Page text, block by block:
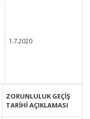
1.7.2020
ZORUNLULUK GEÇİŞ
TARİHİ AÇIKLAMASI